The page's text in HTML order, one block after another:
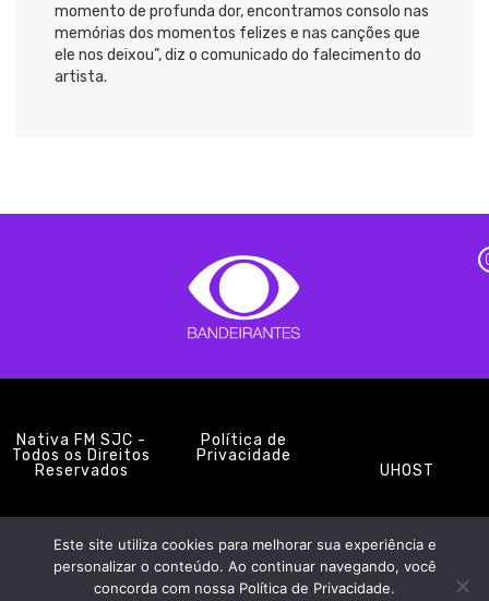
momento de profunda dor, encontramos consolo nas
memórias dos momentos felizes e nas canções que
ele nos deixou”, diz o comunicado do falecimento do
artista.
Nativa FM SJC -
Todos os Direitos
Reservados
Política de
Privacidade
UHOST
PROMOÇÕES EQUIPE NOTÍCIAS CONTATO
Este site utiliza cookies para melhorar sua experiência e
personalizar o conteúdo. Ao continuar navegando, você
concorda com nossa Política de Privacidade.